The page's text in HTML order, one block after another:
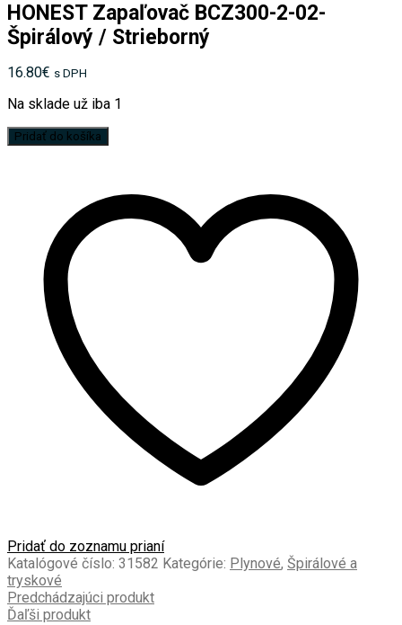
HONEST Zapaľovač BCZ300-2-02-
Špirálový / Strieborný
16.80€ s DPH
Na sklade už iba 1
množstvo
Špirálový
Strieborný
Pridať do košíka
Pridať do zoznamu prianí
Katalógové číslo: 31582 Kategórie: Plynové, Špirálové a
tryskové
Predchádzajúci produkt
Ďaľši produkt